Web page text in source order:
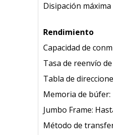
Disipación
Rendimiento
Capacidad de
Tasa de reenvío
Tabla de
Memoria de búfer:
Jumbo Frame:
Método de